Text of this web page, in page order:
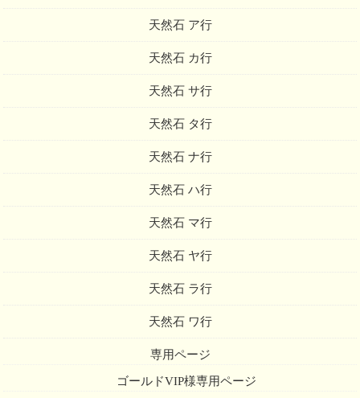
天然石 ア行
天然石 カ行
天然石 サ行
天然石 タ行
天然石 ナ行
天然石 ハ行
天然石 マ行
天然石 ヤ行
天然石 ラ行
天然石 ワ行
専用ページ
ゴールドVIP様専用ページ